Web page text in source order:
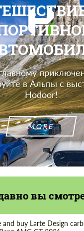
в Альпы с
Hodoor!
MORE
вы